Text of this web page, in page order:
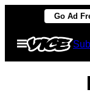
content
Go Ad
Open
Menu